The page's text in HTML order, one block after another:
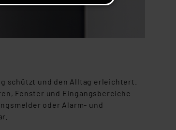
schützt und den Alltag erleichtert.
Fenster und Eingangsbereiche
oder Alarm- und